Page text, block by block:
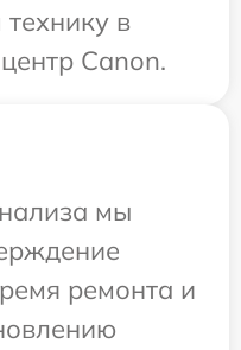
в
Canon.
мы
ремонта и